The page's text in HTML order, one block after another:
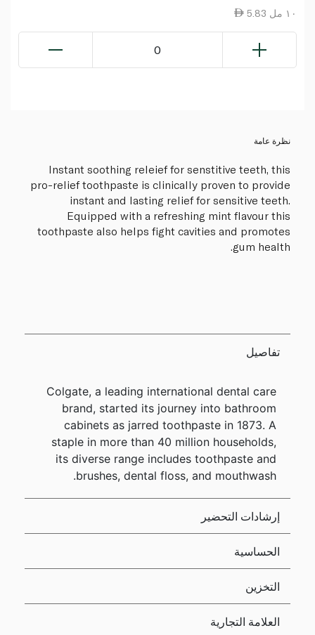
5.83 ١٠ مل
0
نظرة عامة
Instant soothing releief for senstitive teeth, this
pro-relief toothpaste is clinically proven to provide
instant and lasting relief for sensitive teeth.
Equipped with a refreshing mint flavour this
toothpaste also helps fight cavities and promotes
gum health.
تفاصيل
Colgate, a leading international dental care
brand, started its journey into bathroom
cabinets as jarred toothpaste in 1873. A
staple in more than 40 million households,
its diverse range includes toothpaste and
brushes, dental floss, and mouthwash.
إرشادات التحضير
الحساسية
التخزين
العلامة التجارية